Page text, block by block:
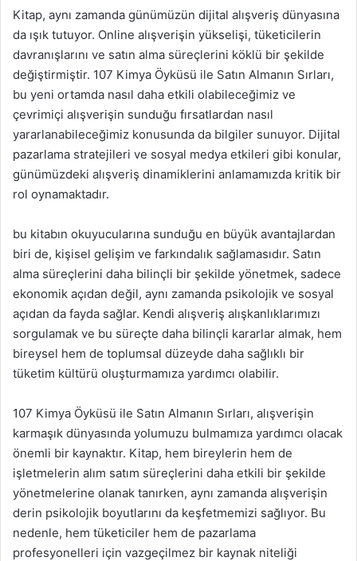
Kitap, aynı zamanda günümüzün dijital alışveriş dünyasına
da ışık tutuyor. Online alışverişin yükselişi, tüketicilerin
davranışlarını ve satın alma süreçlerini köklü bir şekilde
değiştirmiştir. 107 Kimya Öyküsü ile Satın Almanın Sırları,
bu yeni ortamda nasıl daha etkili olabileceğimiz ve
çevrimiçi alışverişin sunduğu fırsatlardan nasıl
yararlanabileceğimiz konusunda da bilgiler sunuyor. Dijital
pazarlama stratejileri ve sosyal medya etkileri gibi konular,
günümüzdeki alışveriş dinamiklerini anlamamızda kritik bir
rol oynamaktadır.
bu kitabın okuyucularına sunduğu en büyük avantajlardan
biri de, kişisel gelişim ve farkındalık sağlamasıdır. Satın
alma süreçlerini daha bilinçli bir şekilde yönetmek, sadece
ekonomik açıdan değil, aynı zamanda psikolojik ve sosyal
açıdan da fayda sağlar. Kendi alışveriş alışkanlıklarımızı
sorgulamak ve bu süreçte daha bilinçli kararlar almak, hem
bireysel hem de toplumsal düzeyde daha sağlıklı bir
tüketim kültürü oluşturmamıza yardımcı olabilir.
107 Kimya Öyküsü ile Satın Almanın Sırları, alışverişin
karmaşık dünyasında yolumuzu bulmamıza yardımcı olacak
önemli bir kaynaktır. Kitap, hem bireylerin hem de
işletmelerin alım satım süreçlerini daha etkili bir şekilde
yönetmelerine olanak tanırken, aynı zamanda alışverişin
derin psikolojik boyutlarını da keşfetmemizi sağlıyor. Bu
nedenle, hem tüketiciler hem de pazarlama
profesyonelleri için vazgeçilmez bir kaynak niteliği